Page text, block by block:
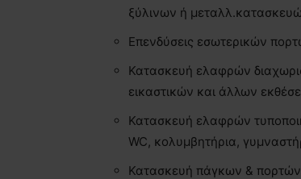
ξύλινων ή
Επενδύσεις εσωτερικών
Κατασκευή ελαφρών
εικαστικών και άλλων
Κατασκευή ελαφρών
WC, κολυμβητήρια,
Κατασκευή πάγκων & πορτών